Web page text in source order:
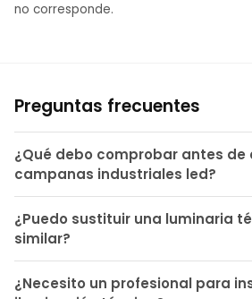
no corresponde.
Preguntas frecuentes
¿Qué debo comprobar antes de
campanas industriales led?
¿Puedo sustituir una luminaria
similar?
¿Necesito un profesional para